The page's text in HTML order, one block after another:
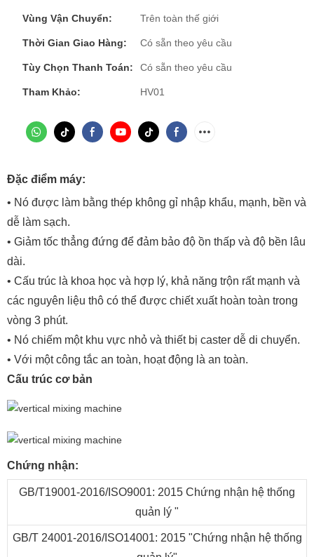
Vùng Vận Chuyển: Trên toàn thế giới
Thời Gian Giao Hàng: Có sẵn theo yêu cầu
Tùy Chọn Thanh Toán: Có sẵn theo yêu cầu
Tham Khảo: HV01
Đặc điểm máy:
• Nó được làm bằng thép không gỉ nhập khẩu, mạnh, bền và
dễ làm sạch.
• Giảm tốc thẳng đứng để đảm bảo độ ồn thấp và độ bền lâu
dài.
• Cấu trúc là khoa học và hợp lý, khả năng trộn rất mạnh và
các nguyên liệu thô có thể được chiết xuất hoàn toàn trong
vòng 3 phút.
• Nó chiếm một khu vực nhỏ và thiết bị caster dễ di chuyển.
• Với một công tắc an toàn, hoạt động là an toàn.
Cấu trúc cơ bản
Chứng nhận:
GB/T19001-2016/ISO9001: 2015 Chứng nhận hệ thống
quản lý "
GB/T 24001-2016/ISO14001: 2015 "Chứng nhận hệ thống